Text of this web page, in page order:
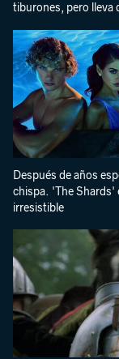
tiburones, pero lleva
Después de años
chispa. 'The Shards'
irresistible